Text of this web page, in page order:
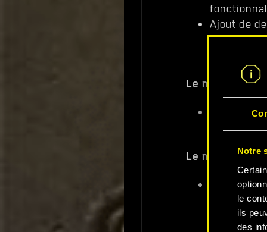
Notre
le
ils
des
Ajout de
le mode
Le mode
permet
Le mode Ray
vous
amélioré